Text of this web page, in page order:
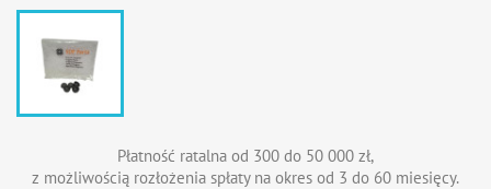
Płatność ratalna od 300 do 50 000 zł,
z możliwością rozłożenia spłaty na okres od 3 do 60 miesięcy.